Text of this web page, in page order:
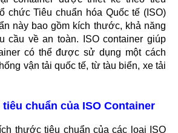
chức Tiêu chuẩn hóa Quốc tế (ISO)
này bao gồm kích thước, khả năng
cầu về an toàn. ISO container giúp
có thể được sử dụng một cách
vận tải quốc tế, từ tàu biển, xe tải
chuẩn của ISO Container
thước tiêu chuẩn của các loại ISO